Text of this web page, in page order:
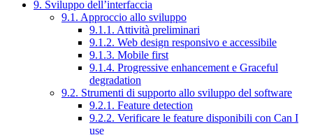
9. Sviluppo dell’interfaccia
9.1. Approccio allo sviluppo
9.1.1. Attività preliminari
9.1.2. Web design responsivo e accessibile
9.1.3. Mobile first
9.1.4. Progressive enhancement e Graceful
degradation
9.2. Strumenti di supporto allo sviluppo del software
9.2.1. Feature detection
9.2.2. Verificare le feature disponibili con Can I
use